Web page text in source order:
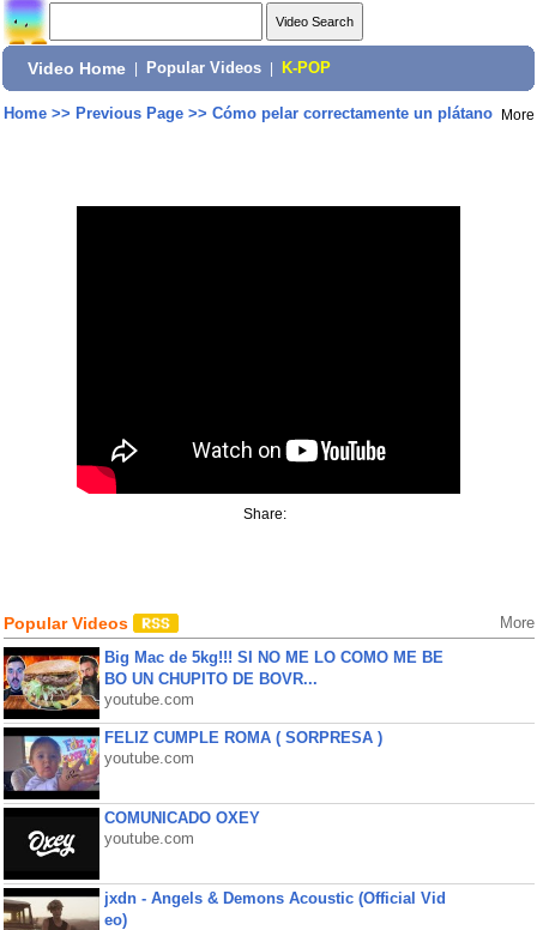
Video Home Popular Videos K-POP
Home>> Previous Page>> Cómo pelar correctamente un plátano More
Share:
Popular Videos More
Big Mac de 5kg!!! SI NO ME LO COMO ME BE
BO UN CHUPITO DE BOVR...
youtube.com
FELIZ CUMPLE ROMA ( SORPRESA )
youtube.com
COMUNICADO OXEY
youtube.com
jxdn - Angels & Demons Acoustic (Official Vid
eo)